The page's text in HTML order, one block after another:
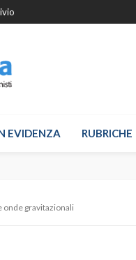
EVIDENZA RUBRICHE
onde gravitazionali